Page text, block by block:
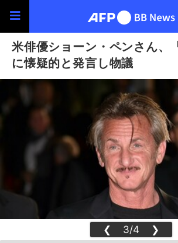
米俳優ショーン・ペンさん、
に懐疑的と発言し物議
❮ 3/4 ❯